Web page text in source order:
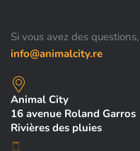
Si vous avez des
info@animalcity.re
Animal City
16 avenue Roland Garros
Rivières des pluies